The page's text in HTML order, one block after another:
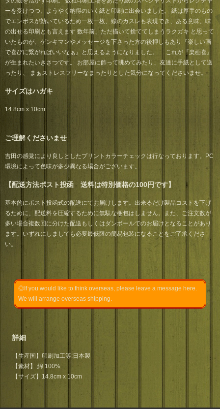
ーを受けつつ、ようやく納得のいく紙と印刷に出会いました。 紙は厚手のもの
でエンボスが効いているため一枚一枚、線のカスレも表現でき、ある意味、味
の出せる印刷とも言えます 数年前、ただ描いて捨ててしまうラクガキ と思って
いたものが、ゲンキマンやメッセージを下さった方の後押しもあり『楽しい画
で喜びに繋がればいいなぁ』と思えるようになりました。 これが『楽画喜』
が生まれたいきさつです。 お部屋に飾って眺めてみたり、友達に手紙として送
ったり、 まぁストレスフリーなまったりとした気分になってくださいませ。
サイズはハガキ
14.8cm x 10cm
ご理解くださいませ
吉田の感覚により良しとしたプリントカラーチェックは行なっております。PC
環境によって色味が多少異なる場合がございます。
【配送方法ポスト投函 送料は特別価格の100円です】
基本的にポスト投函式の配送にてお届けします。出来るだけ製品コストを下げ
るために、配送料を圧縮するために無駄な梱包はしません。また、ご注文数が
多い場合複数回に分けた配送もしくはダンボールでのお届けとなることがあり
ます。いずれにしましても必要最低限の簡易包装になることをご了承くださ
い。
◎If you would like to think overseas, please leave a message here.
We will arrange overseas shipping.
詳細
【生産国】印刷加工等:日本製
【素材】 綿 100%
【サイズ】14.8cm x 10cm